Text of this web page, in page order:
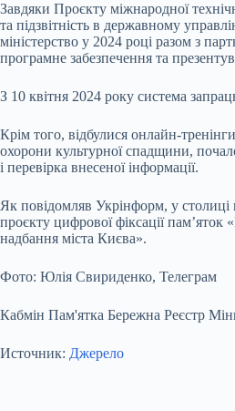
Завдяки Проєкту міжнародної
та підзвітність в державному
міністерство у 2024 році разом з
програмне забезпечення та
З 10 квітня 2024 року система
Крім того, відбулися онлайн-
охорони культурної спадщини,
і перевірка внесеної інформації.
Як повідомляв Укрінформ, у столиці
проєкту цифрової фіксації пам’яток
надбання міста Києва».
Фото: Юлія Свириденко, Телеграм
Кабмін Пам'ятка Бережна Реєстр
Источник: Джерело